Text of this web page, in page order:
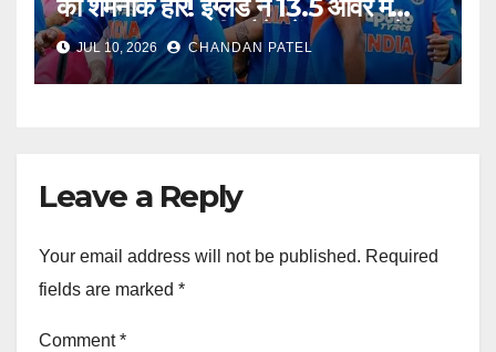
की शर्मनाक हार! इंग्लैंड ने 13.5 ओवर में
उड़ाया भारत, अब टीम मैनेजमेंट पर उठ रहे
बड़े सवाल
JUL 10, 2026 CHANDAN PATEL
Leave a Reply
Your email address will not be published. Required
fields are marked *
Comment*